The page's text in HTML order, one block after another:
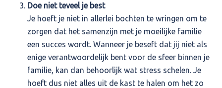
Doe niet teveel je best
Je hoeft je niet in allerlei bochten te wringen om te
zorgen dat het samenzijn met je moeilijke familie
een succes wordt. Wanneer je beseft dat jij niet als
enige verantwoordelijk bent voor de sfeer binnen je
familie, kan dan behoorlijk wat stress schelen. Je
hoeft dus niet alles uit de kast te halen om het zo